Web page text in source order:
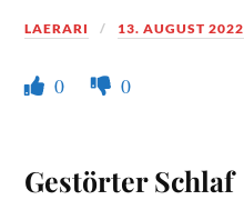
LAERARI 13. AUGUST 2022
0 0
Gestörter Schlaf